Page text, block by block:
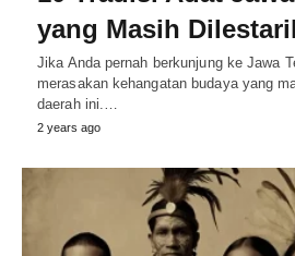
yang Masih
Jika Anda pernah berkunjung ke Jawa
merasakan kehangatan budaya yang
daerah ini.…
2 years ago